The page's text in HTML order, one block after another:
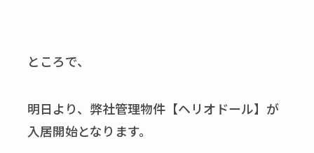
ところで、
明日より、弊社管理物件【ヘリオドール】が
入居開始となります。